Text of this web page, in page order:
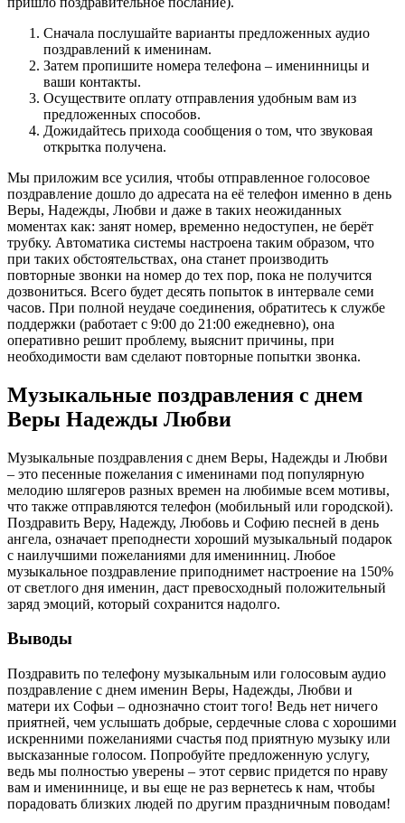
Сначала послушайте варианты предложенных аудио
поздравлений к именинам.
Затем пропишите номера телефона – именинницы и
ваши контакты.
Осуществите оплату отправления удобным вам из
предложенных способов.
Дожидайтесь прихода сообщения о том, что звуковая
открытка получена.
Мы приложим все усилия, чтобы отправленное голосовое
поздравление дошло до адресата на её телефон именно в день
Веры, Надежды, Любви и даже в таких неожиданных
моментах как: занят номер, временно недоступен, не берёт
трубку. Автоматика системы настроена таким образом, что
при таких обстоятельствах, она станет производить
повторные звонки на номер до тех пор, пока не получится
дозвониться. Всего будет десять попыток в интервале семи
часов. При полной неудаче соединения, обратитесь к службе
поддержки (работает с 9:00 до 21:00 ежедневно), она
оперативно решит проблему, выяснит причины, при
необходимости вам сделают повторные попытки звонка.
Музыкальные поздравления с днем
Веры Надежды Любви
Музыкальные поздравления с днем Веры, Надежды и Любви
– это песенные пожелания с именинами под популярную
мелодию шлягеров разных времен на любимые всем мотивы,
что также отправляются телефон (мобильный или городской).
Поздравить Веру, Надежду, Любовь и Софию песней в день
ангела, означает преподнести хороший музыкальный подарок
с наилучшими пожеланиями для именинниц. Любое
музыкальное поздравление приподнимет настроение на 150%
от светлого дня именин, даст превосходный положительный
заряд эмоций, который сохранится надолго.
Выводы
Поздравить по телефону музыкальным или голосовым аудио
поздравление с днем именин Веры, Надежды, Любви и
матери их Софьи – однозначно стоит того! Ведь нет ничего
приятней, чем услышать добрые, сердечные слова с хорошими
искренними пожеланиями счастья под приятную музыку или
высказанные голосом. Попробуйте предложенную услугу,
ведь мы полностью уверены – этот сервис придется по нраву
вам и имениннице, и вы еще не раз вернетесь к нам, чтобы
порадовать близких людей по другим праздничным поводам!